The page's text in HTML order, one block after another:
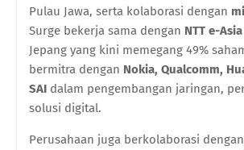
Pulau Jawa, serta kolaborasi dengan
Surge bekerja sama dengan NTT e-
Jepang yang kini memegang 49%
bermitra dengan Nokia, Qualcomm,
SAI dalam pengembangan jaringan,
solusi digital.
Perusahaan juga berkolaborasi